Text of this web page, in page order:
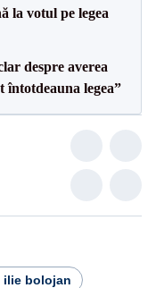
la votul pe legea
despre averea
întotdeauna legea”
ilie bolojan